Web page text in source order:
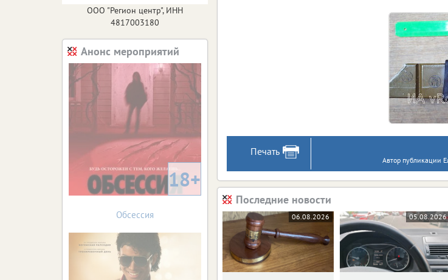
Печать
Автор публикации
Последние новости
06.08.2026 05.08.2026
ООО "Регион центр", ИНН
4817003180
Анонс мероприятий
18+
Обсессия